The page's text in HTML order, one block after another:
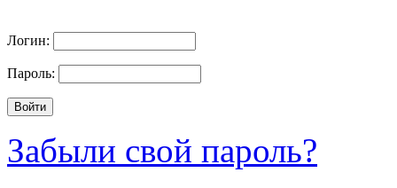
Логин:
Пароль:
Забыли свой пароль?